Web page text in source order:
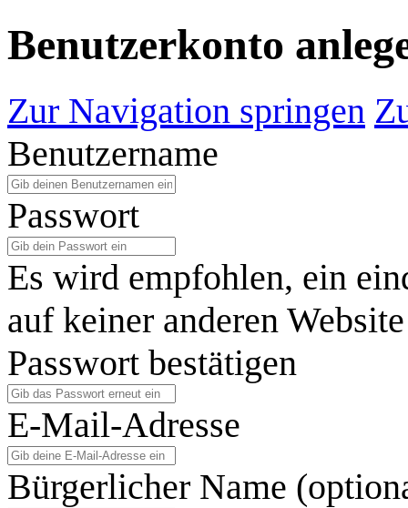
Benutzerkonto
Zur Navigation springen
Benutzername
Passwort
Es wird empfohlen, ein
auf keiner anderen
Passwort bestätigen
E-Mail-Adresse
Bürgerlicher Name